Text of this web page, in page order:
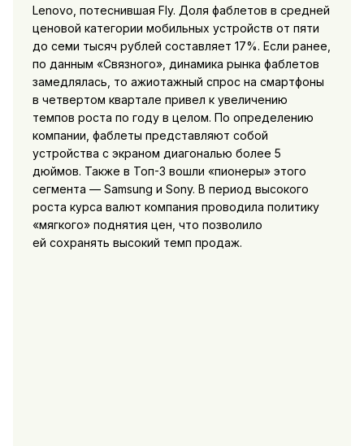
Lenovo, потеснившая Fly. Доля фаблетов в средней
ценовой категории мобильных устройств от пяти
до семи тысяч рублей составляет 17%. Если ранее,
по данным «Связного», динамика рынка фаблетов
замедлялась, то ажиотажный спрос на смартфоны
в четвертом квартале привел к увеличению
темпов роста по году в целом. По определению
компании, фаблеты представляют собой
устройства с экраном диагональю более 5
дюймов. Также в Топ-3 вошли «пионеры» этого
сегмента — Samsung и Sony. В период высокого
роста курса валют компания проводила политику
«мягкого» поднятия цен, что позволило
ей сохранять высокий темп продаж.